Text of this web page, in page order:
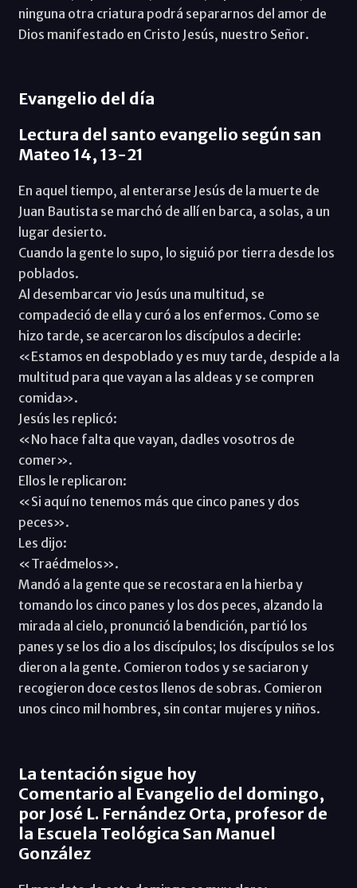
ninguna otra criatura podrá separarnos del amor de
Dios manifestado en Cristo Jesús, nuestro Señor.
Evangelio del día
Lectura del santo evangelio según san
Mateo 14, 13-21
En aquel tiempo, al enterarse Jesús de la muerte de
Juan Bautista se marchó de allí en barca, a solas, a un
lugar desierto.
Cuando la gente lo supo, lo siguió por tierra desde los
poblados.
Al desembarcar vio Jesús una multitud, se
compadeció de ella y curó a los enfermos. Como se
hizo tarde, se acercaron los discípulos a decirle:
«Estamos en despoblado y es muy tarde, despide a la
multitud para que vayan a las aldeas y se compren
comida».
Jesús les replicó:
«No hace falta que vayan, dadles vosotros de
comer».
Ellos le replicaron:
«Si aquí no tenemos más que cinco panes y dos
peces».
Les dijo:
«Traédmelos».
Mandó a la gente que se recostara en la hierba y
tomando los cinco panes y los dos peces, alzando la
mirada al cielo, pronunció la bendición, partió los
panes y se los dio a los discípulos; los discípulos se los
dieron a la gente. Comieron todos y se saciaron y
recogieron doce cestos llenos de sobras. Comieron
unos cinco mil hombres, sin contar mujeres y niños.
La tentación sigue hoy
Comentario al Evangelio del domingo,
por José L. Fernández Orta, profesor de
la Escuela Teológica San Manuel
González